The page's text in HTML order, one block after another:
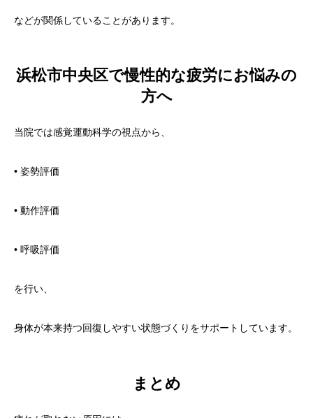
などが関係していることがあります。
浜松市中央区で慢性的な疲労にお悩みの
方へ
当院では感覚運動科学の視点から、
• 姿勢評価
• 動作評価
• 呼吸評価
を行い、
身体が本来持つ回復しやすい状態づくりをサポートしています。
まとめ